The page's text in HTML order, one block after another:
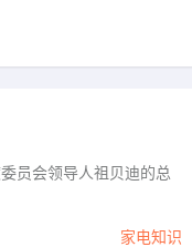
员会领导人祖贝迪的总
家电知识